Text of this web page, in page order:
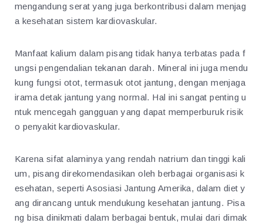
mengandung serat yang juga berkontribusi dalam menjag
a kesehatan sistem kardiovaskular.
Manfaat kalium dalam pisang tidak hanya terbatas pada f
ungsi pengendalian tekanan darah. Mineral ini juga mendu
kung fungsi otot, termasuk otot jantung, dengan menjaga
irama detak jantung yang normal. Hal ini sangat penting u
ntuk mencegah gangguan yang dapat memperburuk risik
o penyakit kardiovaskular.
Karena sifat alaminya yang rendah natrium dan tinggi kali
um, pisang direkomendasikan oleh berbagai organisasi k
esehatan, seperti Asosiasi Jantung Amerika, dalam diet y
ang dirancang untuk mendukung kesehatan jantung. Pisa
ng bisa dinikmati dalam berbagai bentuk, mulai dari dimak